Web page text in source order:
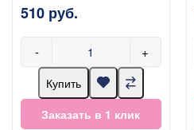
510 руб.
- +
Купить
Заказать в 1 клик